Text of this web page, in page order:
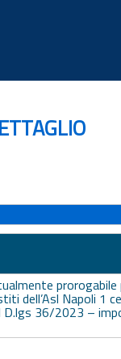
dell’Asl Napoli 1
D.lgs 36/2023 –